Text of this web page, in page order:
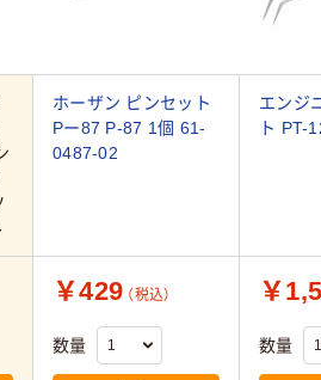
ホーザン ピンセット
Pー87 P-87 1個 61-
0487-02
エンジ
ト PT-
￥429 （税込）
数量
￥
数量